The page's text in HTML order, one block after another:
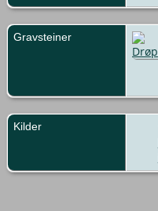
Gravsteiner
Kilder